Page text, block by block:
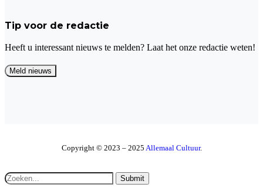
Tip voor de redactie
Heeft u interessant nieuws te melden? Laat het onze redactie weten!
Copyright © 2023 – 2025 Allemaal Cultuur.
Submit